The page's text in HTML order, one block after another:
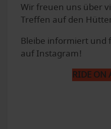
Wir freuen uns über
Treffen auf den
Bleibe informiert und
auf Instagram!
RIDE ON